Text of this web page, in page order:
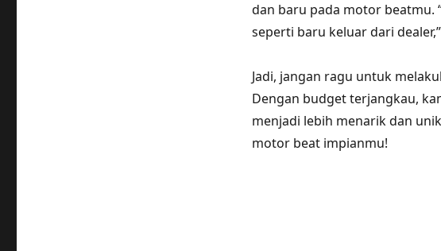
dan baru pada motor beatmu.
seperti baru keluar dari
Jadi, jangan ragu untuk
Dengan budget terjangkau,
menjadi lebih menarik dan
motor beat impianmu!